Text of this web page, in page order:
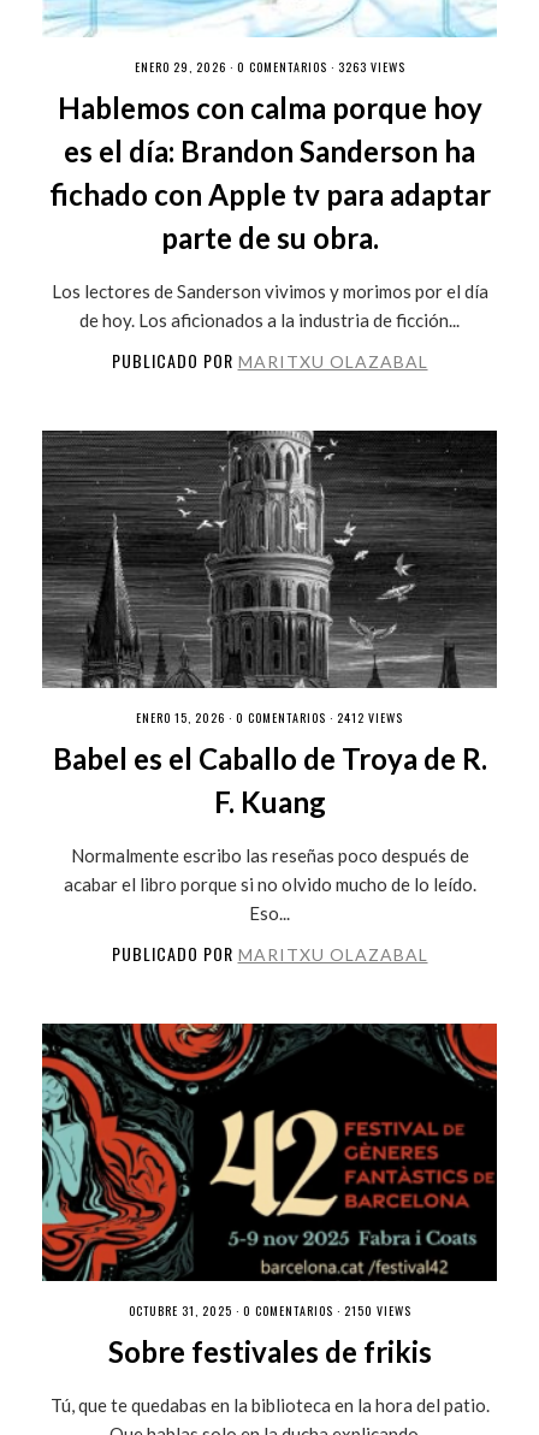
ENERO 29, 2026 · 0 COMENTARIOS · 3263 VIEWS
Hablemos con calma porque hoy
es el día: Brandon Sanderson ha
fichado con Apple tv para adaptar
parte de su obra.
Los lectores de Sanderson vivimos y morimos por el día
de hoy. Los aficionados a la industria de ficción...
PUBLICADO POR MARITXU OLAZABAL
ENERO 15, 2026 · 0 COMENTARIOS · 2412 VIEWS
Babel es el Caballo de Troya de R.
F. Kuang
Normalmente escribo las reseñas poco después de
acabar el libro porque si no olvido mucho de lo leído.
Eso...
PUBLICADO POR MARITXU OLAZABAL
OCTUBRE 31, 2025 · 0 COMENTARIOS · 2150 VIEWS
Sobre festivales de frikis
Tú, que te quedabas en la biblioteca en la hora del patio.